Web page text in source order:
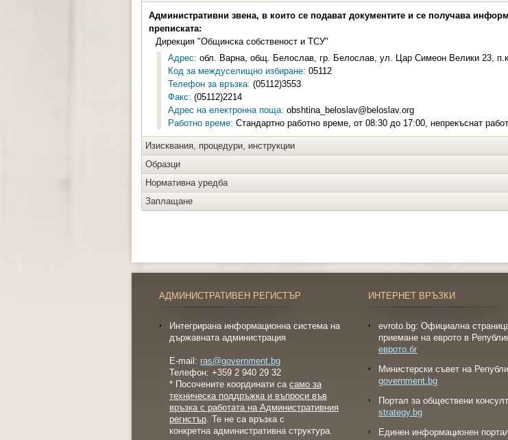
Административни звена, в които се подават документите и се получава
преписката:
Дирекция "Общинска собственост и ТСУ"
Адрес: обл. Варна, общ. Белослав, гр. Белослав, ул. Цар Симеон Велики 23,
Код за междуселищно избиране: 05112
Телефон за връзка: (05112)3553
Факс: (05112)2214
Адрес на електронна поща: obshtina_beloslav@beloslav.org
Работно време: Стандартно работно време, от 08:30 до 17:00, непрекъснат
Изисквания, процедури, инструкции
Образци
Нормативна уредба
Заплащане
АДМИНИСТРАТИВЕН РЕГИСТЪР
Интегрирана информационна система на
държавната администрация
E-mail: ras@government.bg
Телефон: +359 2 940 29 32
* Посочените координати са само за
техническа поддръжка и въпроси във
връзка с работата на Административния
регистър. Те не са връзка с
конкретна административна структура.
ИНТЕРНЕТ ВРЪЗКИ
evroto.bg: Официална
приемане на еврото в
еврото.бг
Министерски съвет на
government.bg
Портал за обществени
strategy.bg
Eдинен информационен